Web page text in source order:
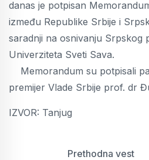
danas je potpisan
između Republike Srbije i
saradnji na osnivanju Srpskog
Univerziteta Sveti Sava.
Memorandum su potpisali
premijer Vlade Srbije prof. dr
IZVOR: Tanjug
Prethodna vest